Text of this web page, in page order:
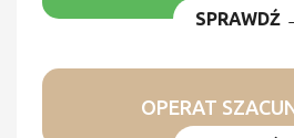
SPRAWDŹ
OPERAT